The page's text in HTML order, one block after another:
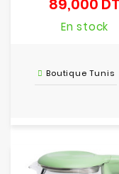
89,000 DT
En stock
Boutique Tunis